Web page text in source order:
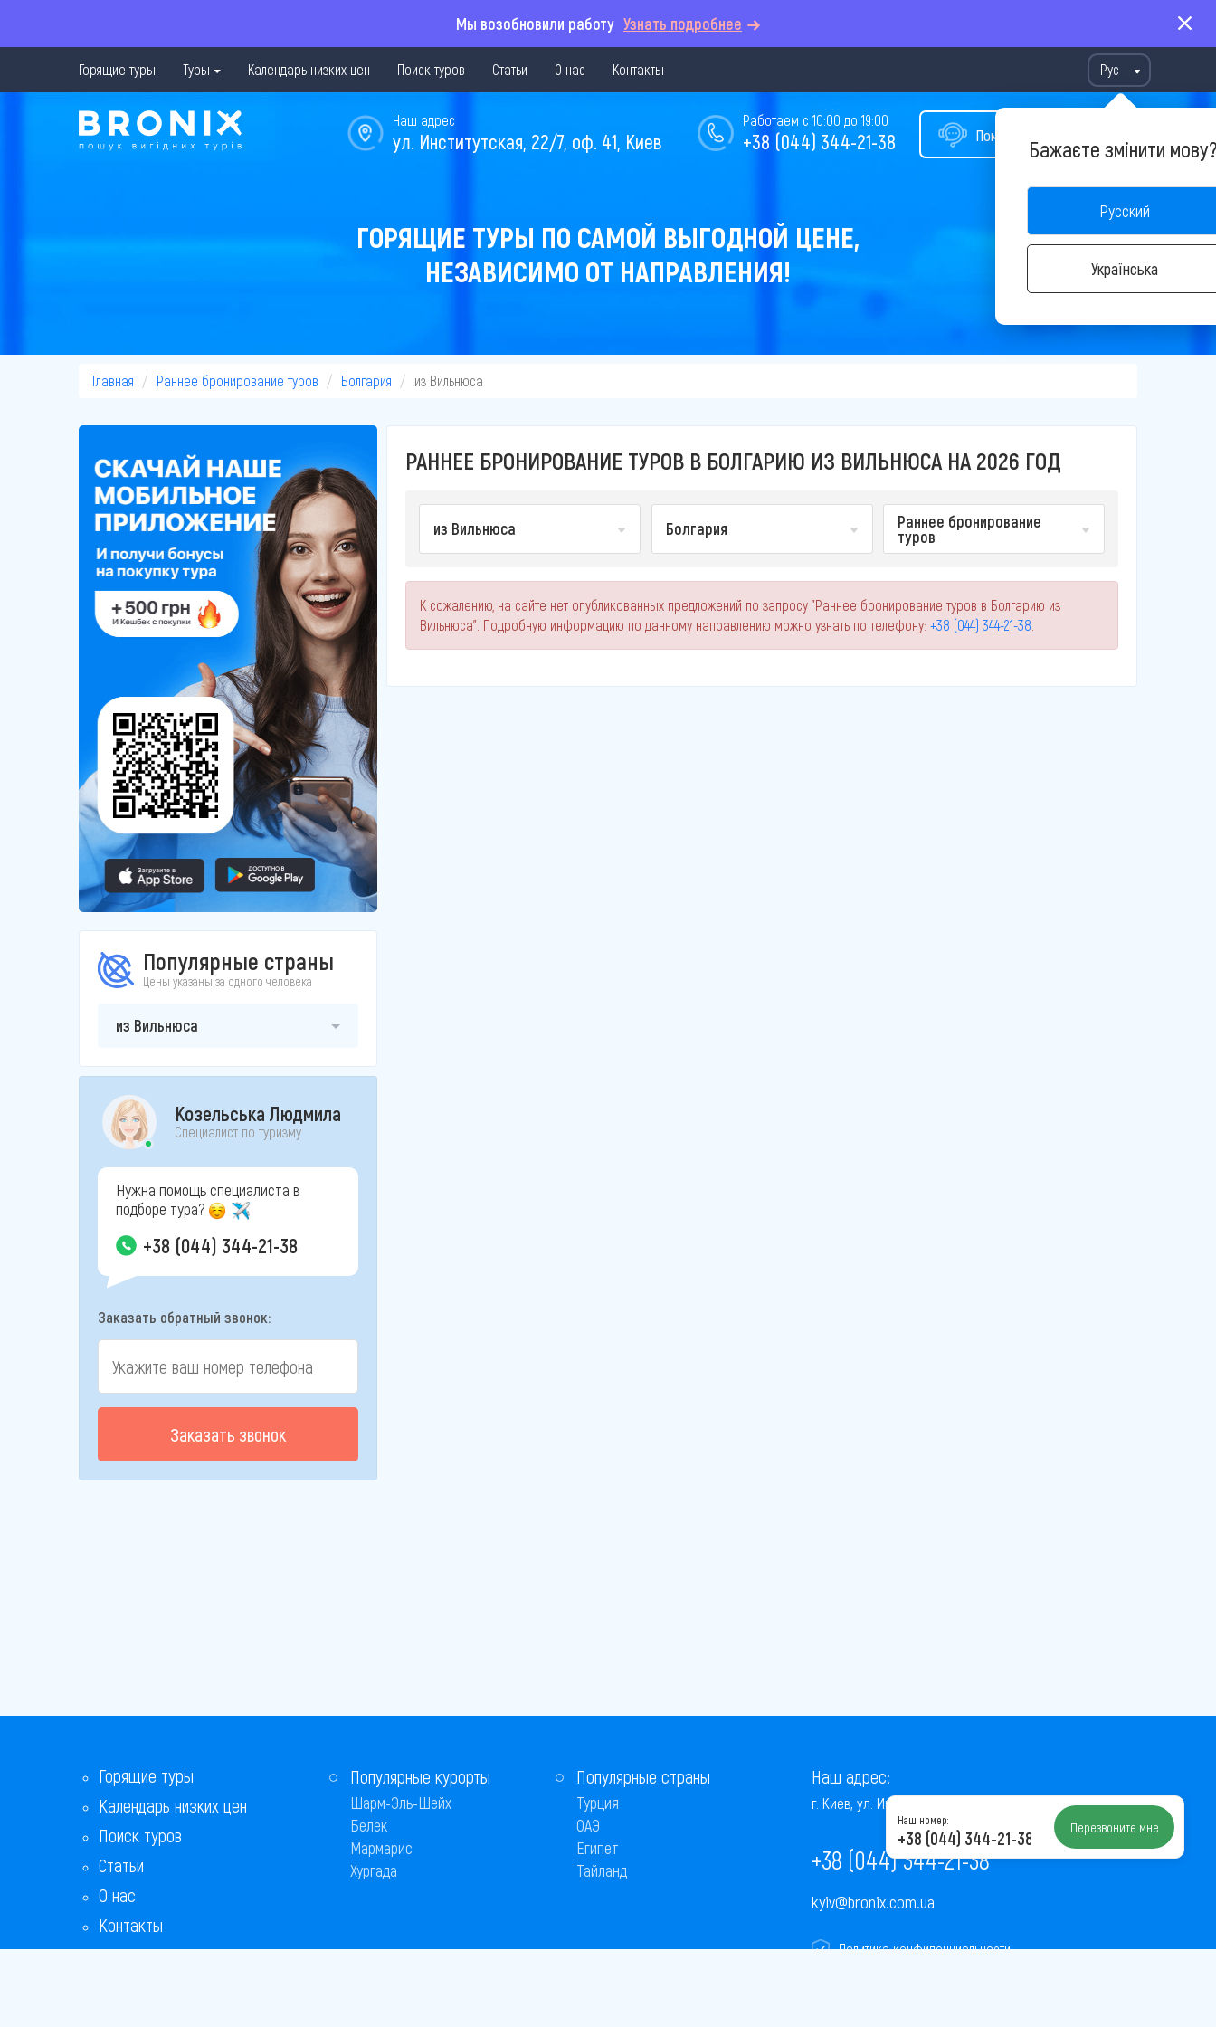
Мы возобновили работу Узнать подробнее
Горящие туры Туры Календарь низких цен Поиск туров Статьи О нас Контакты Рус
Бажаєте змінити
Русский
Українська
Помощь в подборе тура
Работаем с 10:00 до 19:00
+38 (044) 344-21-38
Наш адрес
ул. Институтская, 22/7, оф. 41, Киев
ГОРЯЩИЕ ТУРЫ ПО САМОЙ ВЫГОДНОЙ ЦЕНЕ,
НЕЗАВИСИМО ОТ НАПРАВЛЕНИЯ!
Главная Раннее бронирование туров Болгария из Вильнюса
Популярные страны
Цены указаны за одного человека
из Вильнюса
Козельська Людмила
Специалист по туризму
Нужна помощь специалиста в
подборе тура?
+38 (044) 344-21-38
Заказать обратный звонок:
Заказать звонок
РАННЕЕ БРОНИРОВАНИЕ ТУРОВ В БОЛГАРИЮ ИЗ ВИЛЬНЮСА НА 2026 ГОД
из Вильнюса Болгария Раннее бронирование
туров
К сожалению, на сайте нет опубликованных предложений по запросу "Раннее бронирование туров в Болгарию из
Вильнюса". Подробную информацию по данному направлению можно узнать по телефону: +38 (044) 344-21-38
Горящие туры
Календарь низких цен
Поиск туров
Статьи
О нас
Контакты
Бонусная программа
Популярные курорты
Шарм-Эль-Шейх
Белек
Мармарис
Хургада
Популярные страны
Турция
ОАЭ
Египет
Тайланд
Наш адрес:
г. Киев, ул. Институтская, 22/7, оф. 41
+38 (044) 344-21-38
kyiv@bronix.com.ua
Политика конфиденциальности
Наш номер:
+38 (044) 344-21-38 Перезвоните мне